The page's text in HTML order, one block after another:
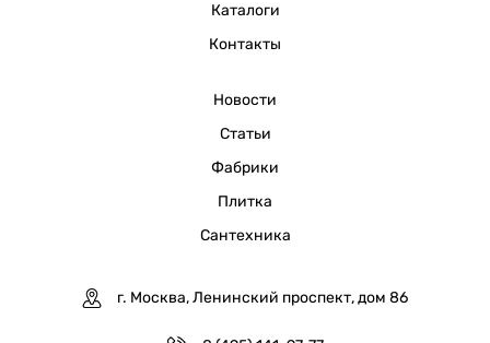
Каталоги
Контакты
Новости
Статьи
Фабрики
Плитка
Сантехника
г. Москва, Ленинский проспект, дом 86